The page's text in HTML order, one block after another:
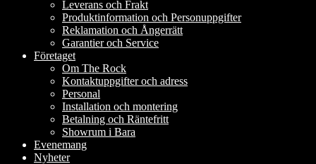
Leverans och Frakt
Produktinformation och Personuppgifter
Reklamation och Ångerrätt
Garantier och Service
Företaget
Om The Rock
Kontaktuppgifter och adress
Personal
Installation och montering
Betalning och Räntefritt
Showrum i Bara
Evenemang
Nyheter